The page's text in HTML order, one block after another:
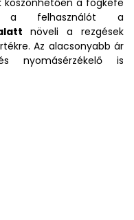
köszönhetően a fogkefe
a felhasználót a
növeli a rezgések
Az alacsonyabb ár
nyomásérzékelő is